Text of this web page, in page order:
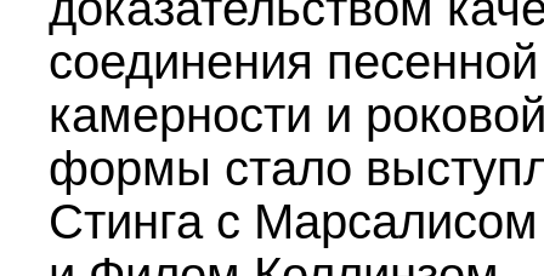
соединения песенной
камерности и
формы стало
Стинга с Марсалисом